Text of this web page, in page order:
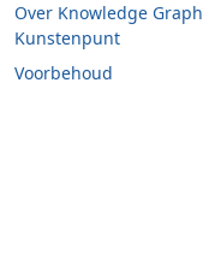
Over Knowledge Graph
Kunstenpunt
Voorbehoud